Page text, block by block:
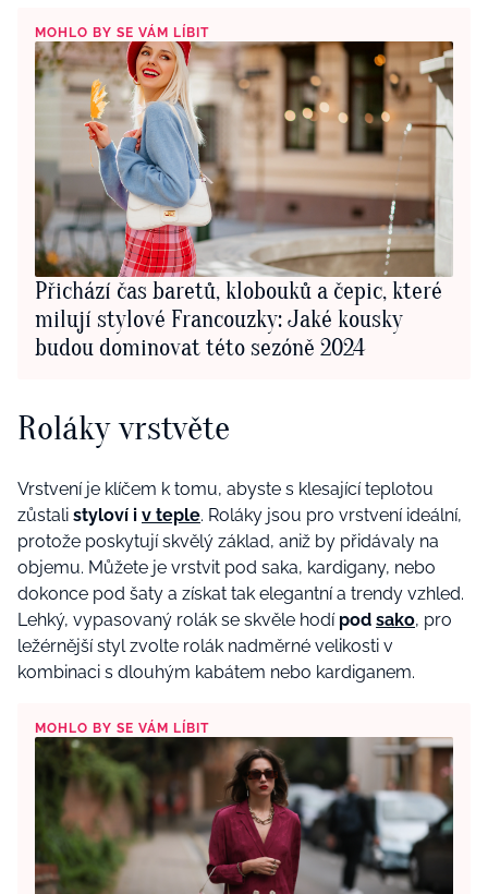
MOHLO BY SE VÁM LÍBIT
Přichází čas baretů, klobouků a čepic, které
milují stylové Francouzky: Jaké kousky
budou dominovat této sezóně 2024
Roláky vrstvěte
Vrstvení je klíčem k tomu, abyste s klesající teplotou
zůstali styloví i v teple. Roláky jsou pro vrstvení ideální,
protože poskytují skvělý základ, aniž by přidávaly na
objemu. Můžete je vrstvit pod saka, kardigany, nebo
dokonce pod šaty a získat tak elegantní a trendy vzhled.
Lehký, vypasovaný rolák se skvěle hodí pod sako, pro
ležérnější styl zvolte rolák nadměrné velikosti v
kombinaci s dlouhým kabátem nebo kardiganem.
MOHLO BY SE VÁM LÍBIT